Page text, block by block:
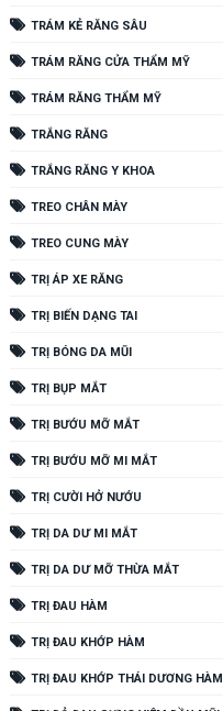
TRÁM KẺ RĂNG SÂU
TRÁM RĂNG CỬA THẨM MỸ
TRÁM RĂNG THẨM MỸ
TRẮNG RĂNG
TRẮNG RĂNG Y KHOA
TREO CHÂN MÀY
TREO CUNG MÀY
TRỊ ÁP XE RĂNG
TRỊ BIẾN DẠNG TAI
TRỊ BÓNG DA MŨI
TRỊ BỤP MẮT
TRỊ BƯỚU MỠ MẮT
TRỊ BƯỚU MỠ MI MẮT
TRỊ CƯỜI HỞ NƯỚU
TRỊ DA DƯ MI MẮT
TRỊ DA DƯ MỠ THỪA MẮT
TRỊ ĐAU HÀM
TRỊ ĐAU KHỚP HÀM
TRỊ ĐAU KHỚP THÁI DƯƠNG HÀM